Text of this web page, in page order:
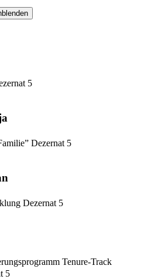
5
Dezernat 5
Dezernat 5
Tenure-Track
5